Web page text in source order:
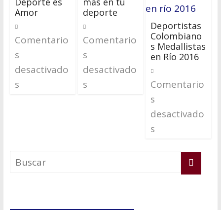
Amor
Comentario
s
desactivado
s
deporte
Comentario
s
desactivado
s
Deportistas
Colombiano
s Medallistas
en Río 2016
Comentario
s
desactivado
s